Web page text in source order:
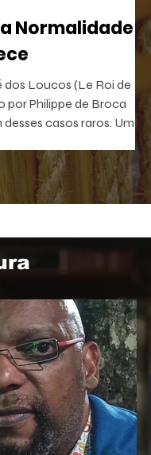
Normalidade
dos Loucos (Le Roi de
por Philippe de Broca
desses casos raros. Uma
que sugere. Um filme
distante fica no
parece de nós.